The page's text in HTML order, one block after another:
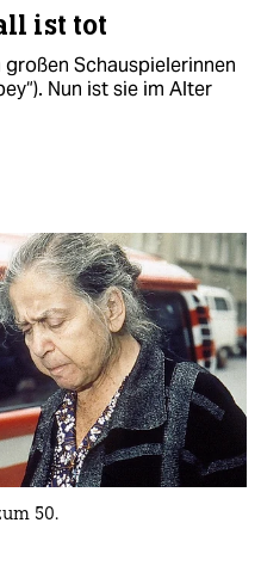
ist tot
Schauspielerinnen
Nun ist sie im Alter
50.